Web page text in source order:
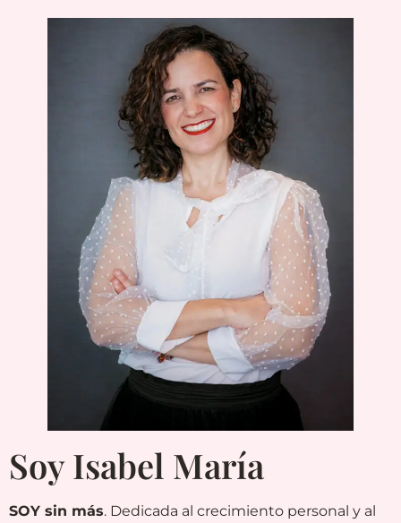
Soy Isabel María
SOY sin más. Dedicada al crecimiento personal y al